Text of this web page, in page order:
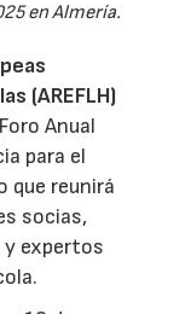
en Almería.
(AREFLH)
Anual
para el
que reunirá
socias,
expertos